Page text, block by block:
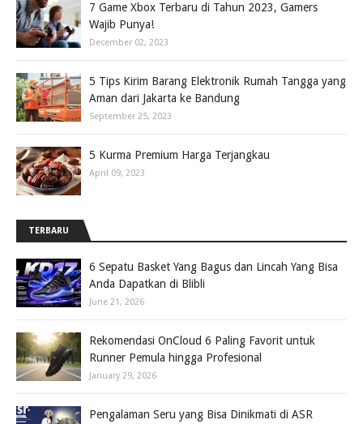
7 Game Xbox Terbaru di Tahun 2023, Gamers
Wajib Punya!
December 02, 2023
5 Tips Kirim Barang Elektronik Rumah Tangga yang
Aman dari Jakarta ke Bandung
September 25, 2023
5 Kurma Premium Harga Terjangkau
April 09, 2023
TERBARU
6 Sepatu Basket Yang Bagus dan Lincah Yang Bisa
Anda Dapatkan di Blibli
June 21, 2026
Rekomendasi OnCloud 6 Paling Favorit untuk
Runner Pemula hingga Profesional
January 29, 2026
Pengalaman Seru yang Bisa Dinikmati di ASR